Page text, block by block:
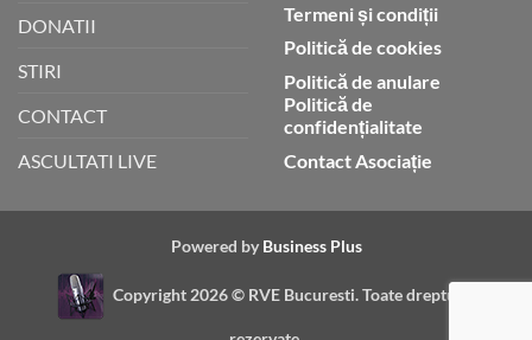
DONATII
STIRI
CONTACT
ASCULTATI LIVE
Termeni și condiții
Politică de cookies
Politică de anulare
Politică de
confidențialitate
Contact Asociație
Powered by Business Plus
Copyright 2026 © RVE Bucuresti. Toate drepturile